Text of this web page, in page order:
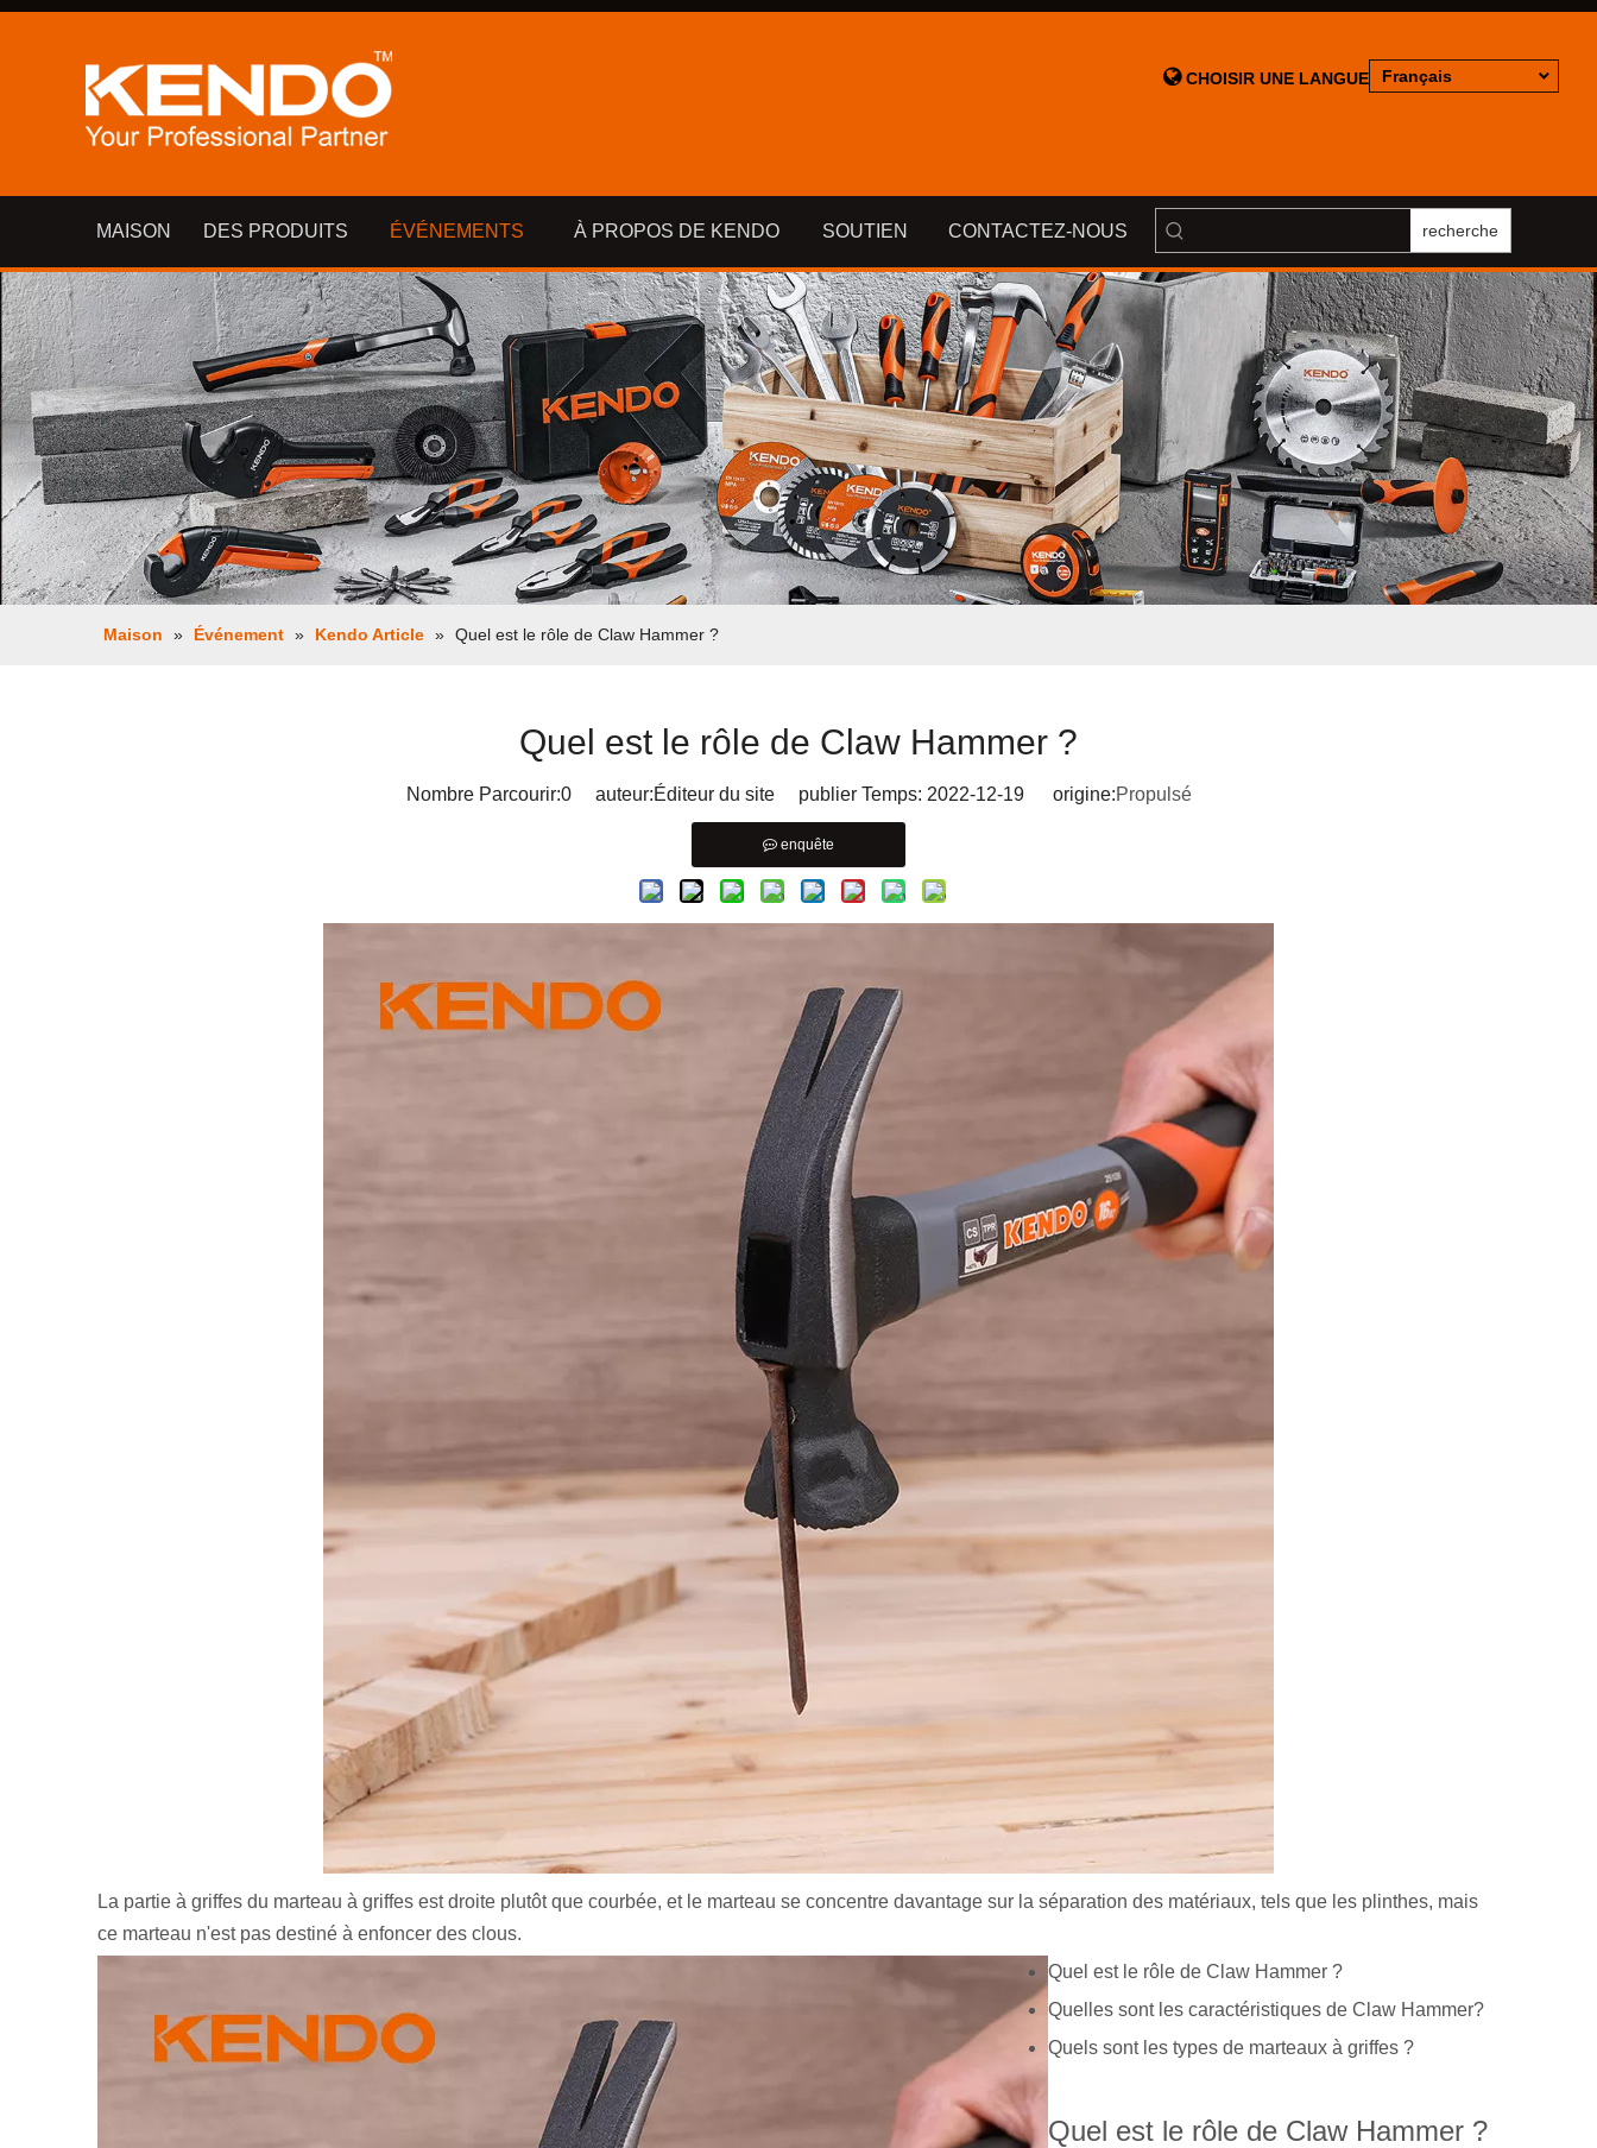
CHOISIR UNE LANGUE Français
MAISON DES PRODUITS ÉVÉNEMENTS À PROPOS DE KENDO SOUTIEN CONTACTEZ-NOUS recherche
Maison » Événement » Kendo Article » Quel est le rôle de Claw Hammer ?
Quel est le rôle de Claw Hammer ?
Nombre Parcourir:0auteur:Éditeur du site publier Temps: 2022-12-19 origine:Propulsé
enquête
La partie à griffes du marteau à griffes est droite plutôt que courbée, et le marteau se concentre davantage sur la séparation des matériaux, tels que les plinthes, mais
ce marteau n'est pas destiné à enfoncer des clous.
Quel est le rôle de Claw Hammer ?
Quelles sont les caractéristiques de Claw Hammer?
Quels sont les types de marteaux à griffes ?
Quel est le rôle de Claw Hammer ?